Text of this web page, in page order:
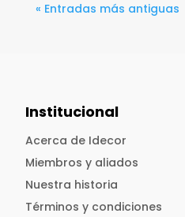
« Entradas más antiguas
Institucional
Acerca de Idecor
Miembros y aliados
Nuestra historia
Términos y condiciones